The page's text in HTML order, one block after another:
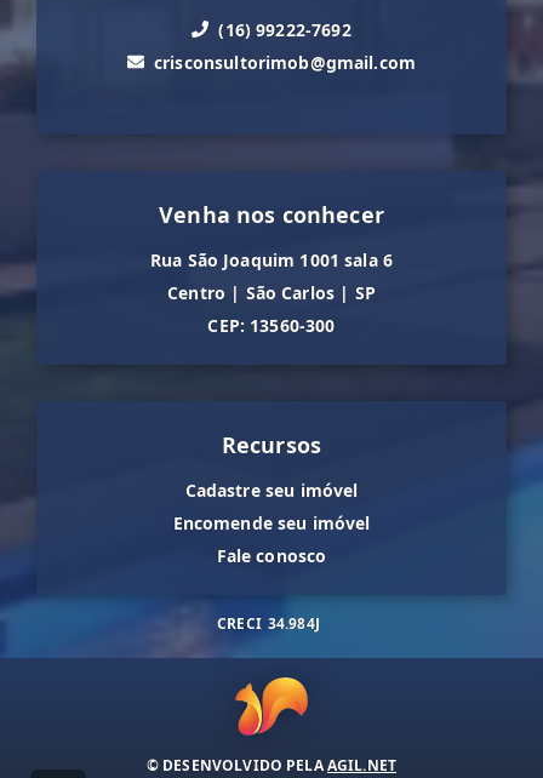
(16) 99222-7692
crisconsultorimob@gmail.com
Venha nos conhecer
Rua São Joaquim 1001 sala 6
Centro | São Carlos | SP
CEP: 13560-300
Recursos
Cadastre seu imóvel
Encomende seu imóvel
Fale conosco
CRECI 34.984J
© DESENVOLVIDO PELAAGIL.NET